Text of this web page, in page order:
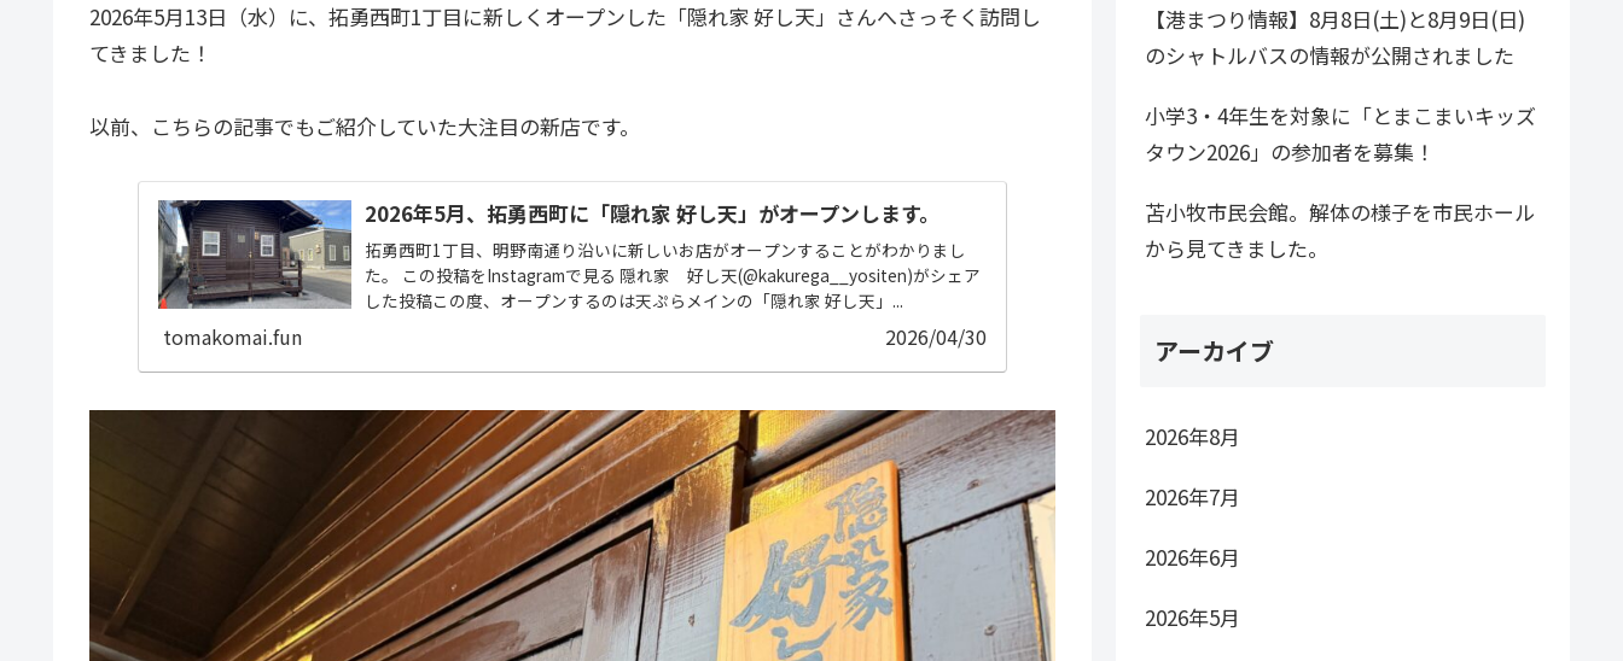
2026年5月13日（水）に、拓勇西町1丁目に新しくオープンした「隠れ家 好し天」さんへさっそく訪問し
てきました！
以前、こちらの記事でもご紹介していた大注目の新店です。
2026年5月、拓勇西町に「隠れ家 好し天」がオープンします。
拓勇西町1丁目、明野南通り沿いに新しいお店がオープンすることがわかりまし
た。 この投稿をInstagramで見る 隠れ家 好し天(@kakurega__yositen)がシェア
した投稿この度、オープンするのは天ぷらメインの「隠れ家 好し天」...
tomakomai.fun 2026/04/30
【港まつり情報】8月8日(土)と8月9日(日)
のシャトルバスの情報が公開されました
小学3・4年生を対象に「とまこまいキッズ
タウン2026」の参加者を募集！
苫小牧市民会館。解体の様子を市民ホール
から見てきました。
アーカイブ
2026年8月
2026年7月
2026年6月
2026年5月